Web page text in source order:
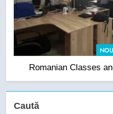
Romanian Classes
Caută